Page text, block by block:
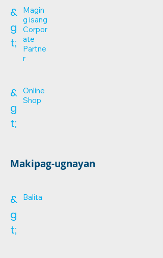
&
g
t;
Magin
g isang
Corpor
ate
Partne
r
&
g
t;
Online
Shop
Makipag-ugnayan
&
g
t;
Balita